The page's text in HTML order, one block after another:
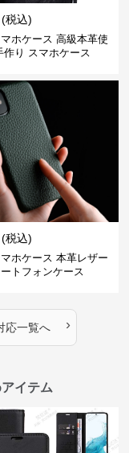
(税込)
ホケース 高級本革使
作り スマホケース
(税込)
ホケース 本革レザー
トフォンケース
応一覧へ ›
イテム